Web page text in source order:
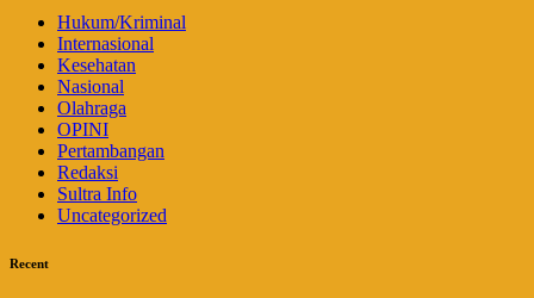
Hukum/Kriminal
Internasional
Kesehatan
Nasional
Olahraga
OPINI
Pertambangan
Redaksi
Sultra Info
Uncategorized
Recent